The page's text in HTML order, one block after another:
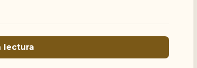
lectura